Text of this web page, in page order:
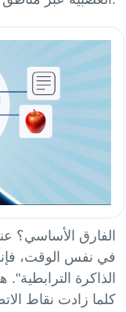
الفارق الأساسي؟
في نفس الوقت،
الذاكرة
كلما زادت نقاط